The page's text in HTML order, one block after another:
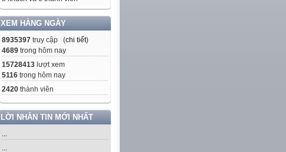
XEM HÀNG NGÀY
8935397 truy cập (chi tiết)
4689 trong hôm nay
15728413 lượt xem
5116 trong hôm nay
2420 thành viên
LỜI NHẮN TIN MỚI NHẤT
...
...